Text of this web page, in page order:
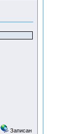
Записан